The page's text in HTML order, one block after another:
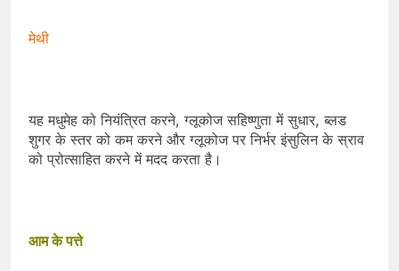
मेथी
यह मधुमेह को नियंत्रित करने, ग्लूकोज सहिष्णुता में सुधार, ब्लड
शुगर के स्तर को कम करने और ग्लूकोज पर निर्भर इंसुलिन के स्राव
को प्रोत्साहित करने में मदद करता है।
आम के पत्ते